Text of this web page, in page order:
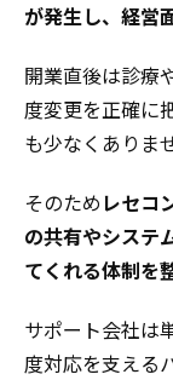
が発生し、経営
開業直後は診療
度変更を正確に
も少なくありま
そのため レセコ
の共有やシステ
てくれる体制を
サポート会社は
度対応を支える